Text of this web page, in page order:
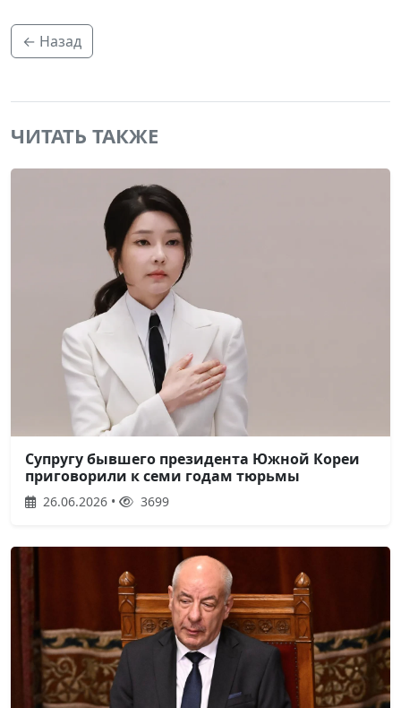
← Назад
ЧИТАТЬ ТАКЖЕ
Супругу бывшего президента Южной Кореи
приговорили к семи годам тюрьмы
26.06.2026 • 3699